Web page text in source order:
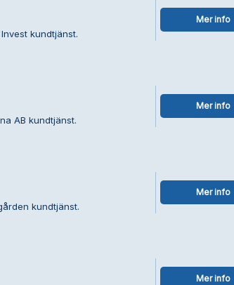
kundtjänst.
Mer info
AB kundtjänst.
Mer info
kundtjänst.
Mer info
Mer info